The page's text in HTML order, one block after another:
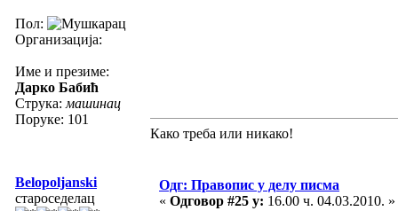
Пол:
Организација:
Име и презиме:
Дарко Бабић
Струка: машинац
Поруке: 101
Како треба или никако!
Belopoljanski
староседелац
Одг: Правопис у делу писма
« Одговор #25 у: 16.00 ч. 04.03.2010. »